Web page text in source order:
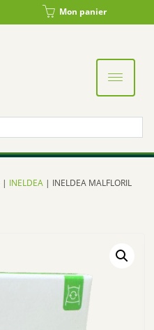
Mon panier
:
| INELDEA | INELDEA MALFLORIL